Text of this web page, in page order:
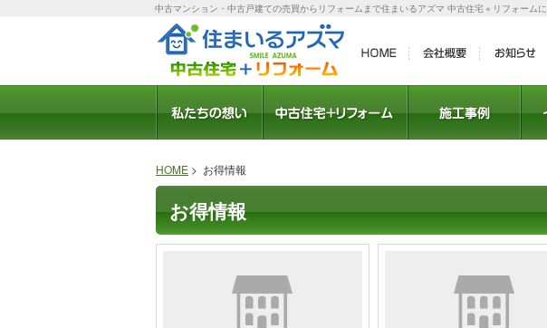
中古マンション・中古戸建ての売買からリフォームまで住まいるアズマ 中古住宅＋リフォー
HOME > お得情報
お得情報